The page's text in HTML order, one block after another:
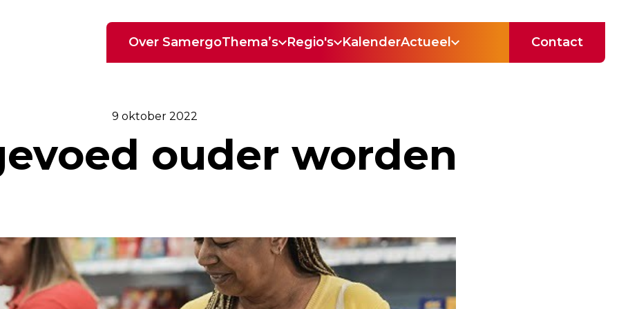
Over SamergoThema’s Regio's KalenderActueel Contact
9 oktober 2022
ouder worden